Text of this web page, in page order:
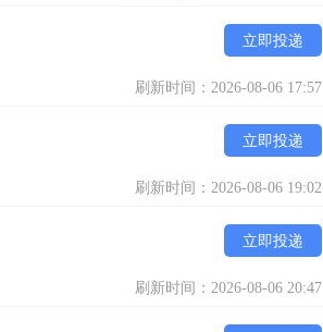
立即投递
刷新时间：2026-08-06 17:57
立即投递
刷新时间：2026-08-06 19:02
立即投递
刷新时间：2026-08-06 20:47